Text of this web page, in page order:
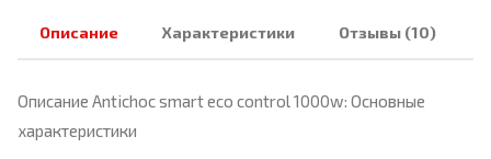
Описание Характеристики Отзывы (10)
Описание Antichoc smart eco control 1000w: Основные
характеристики